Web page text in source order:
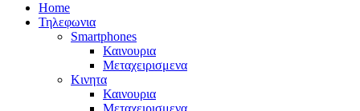
Home
Τηλεφωνια
Smartphones
Καινουρια
Μεταχειρισμενα
Κινητα
Καινουρια
Μεταχειρισμενα